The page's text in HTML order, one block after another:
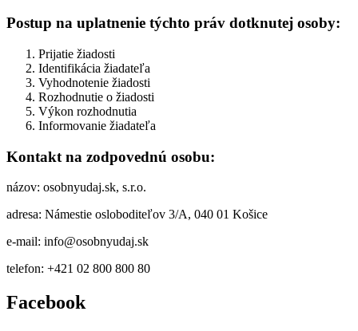
Postup na uplatnenie týchto práv dotknutej osoby:
Prijatie žiadosti
Identifikácia žiadateľa
Vyhodnotenie žiadosti
Rozhodnutie o žiadosti
Výkon rozhodnutia
Informovanie žiadateľa
Kontakt na zodpovednú osobu:
názov: osobnyudaj.sk, s.r.o.
adresa: Námestie osloboditeľov 3/A, 040 01 Košice
e-mail: info@osobnyudaj.sk
telefon: +421 02 800 800 80
Facebook